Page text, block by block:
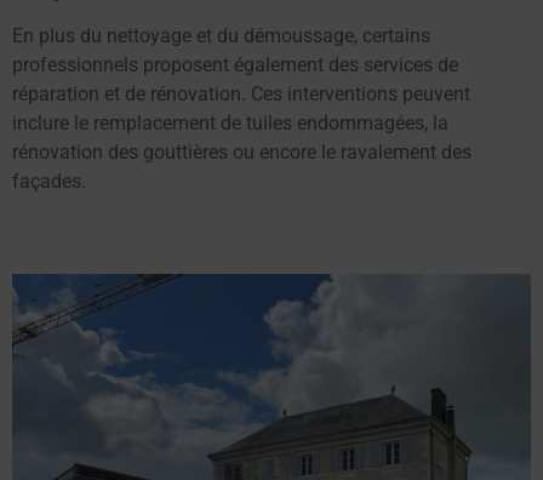
En plus du nettoyage et du démoussage, certains
professionnels proposent également des services de
réparation et de rénovation. Ces interventions peuvent
inclure le remplacement de tuiles endommagées, la
rénovation des gouttières ou encore le ravalement des
façades.